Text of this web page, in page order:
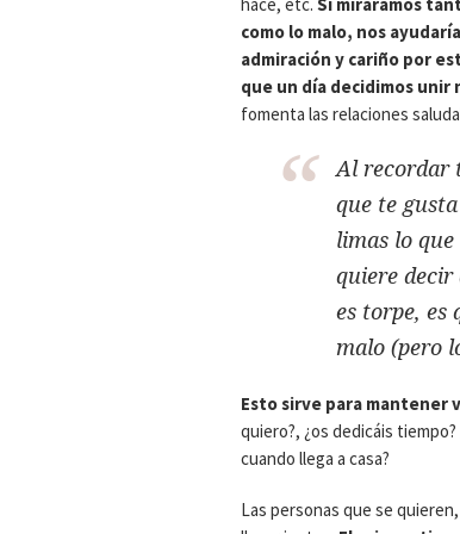
como lo malo, nos
admiración y cariño por
que un día decidimos unir
fomenta las relaciones
Al recordar
que te
limas lo
quiere decir
es torpe, es
malo (pero
Esto sirve para mantener
quiero?, ¿os dedicáis
cuando llega a casa?
Las personas que se